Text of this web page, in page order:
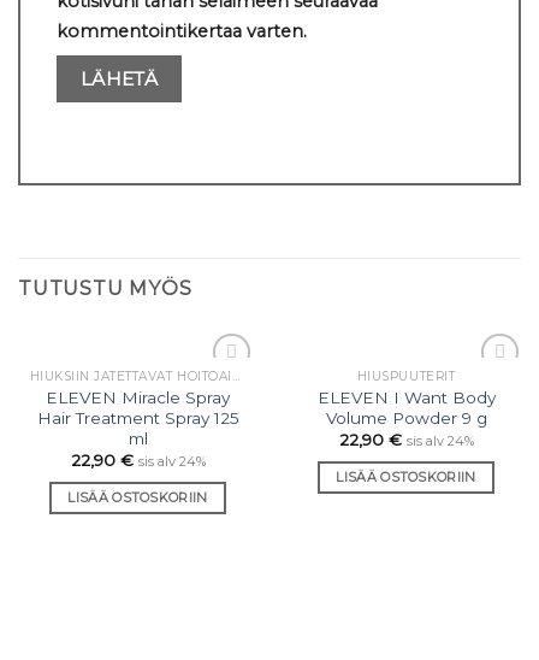
kommentointikertaa varten.
TUTUSTU MYÖS
toivelistaan
HIUKSIIN JÄTETTÄVÄT HOITOAINEET
ELEVEN Miracle Spray
Hair Treatment Spray 125
ml
22,90 € sis alv 24%
LISÄÄ OSTOSKORIIN
Lisää
toivelistaan
HIUSPUUTERIT
ELEVEN I Want Body
Volume Powder 9 g
22,90 € sis alv 24%
LISÄÄ OSTOSKORIIN